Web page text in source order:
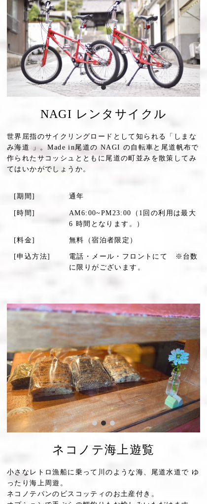
NAGI レンタサイクル
世界屈指のサイクリングロードとして知られる「しまな
み海道 」。Made in尾道の NAGI の自転車と尾道帆布で
作られたサコッシュとともに尾道の町並みを散策してみ
てはいかがでしょうか。
[期間] 通年
[時間]
AM6:00~PM23:00（1回の利用は最大
6 時間となります。）
[料金] 無料（宿泊者限定）
[申込方法]
電話・メール・フロントにて ※台数
に限りがございます。
ネコノテ海上遊覧
小さなレトロ漁船に乗って川のような海、尾道水道で ゆ
ったり海上周遊。
ネコノテパンのビスコッティのお土産付き。